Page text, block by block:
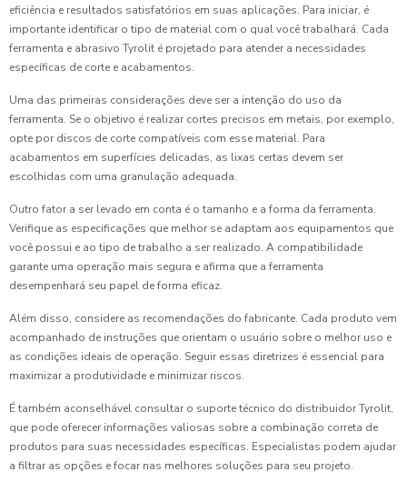
eficiência e resultados satisfatórios em suas aplicações. Para iniciar, é
importante identificar o tipo de material com o qual você trabalhará. Cada
ferramenta e abrasivo Tyrolit é projetado para atender a necessidades
específicas de corte e acabamentos.
Uma das primeiras considerações deve ser a intenção do uso da
ferramenta. Se o objetivo é realizar cortes precisos em metais, por exemplo,
opte por discos de corte compatíveis com esse material. Para
acabamentos em superfícies delicadas, as lixas certas devem ser
escolhidas com uma granulação adequada.
Outro fator a ser levado em conta é o tamanho e a forma da ferramenta.
Verifique as especificações que melhor se adaptam aos equipamentos que
você possui e ao tipo de trabalho a ser realizado. A compatibilidade
garante uma operação mais segura e afirma que a ferramenta
desempenhará seu papel de forma eficaz.
Além disso, considere as recomendações do fabricante. Cada produto vem
acompanhado de instruções que orientam o usuário sobre o melhor uso e
as condições ideais de operação. Seguir essas diretrizes é essencial para
maximizar a produtividade e minimizar riscos.
É também aconselhável consultar o suporte técnico do distribuidor Tyrolit,
que pode oferecer informações valiosas sobre a combinação correta de
produtos para suas necessidades específicas. Especialistas podem ajudar
a filtrar as opções e focar nas melhores soluções para seu projeto.